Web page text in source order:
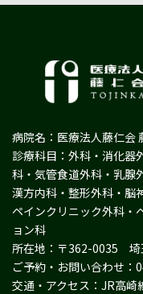
病院名：医療法人藤仁会
診療科目：外科・消化器
科・気管食道外科・乳腺
漢方内科・整形外科・脳
ペインクリニック外科・
ョン科
所在地：〒362-0035 埼
ご予約・お問い合わせ：
交通・アクセス：JR高